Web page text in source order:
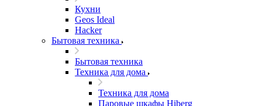
Кухни
Geos Ideal
Hacker
Бытовая техника
Бытовая техника
Техника для дома
Техника для дома
Паровые шкафы Hiberg